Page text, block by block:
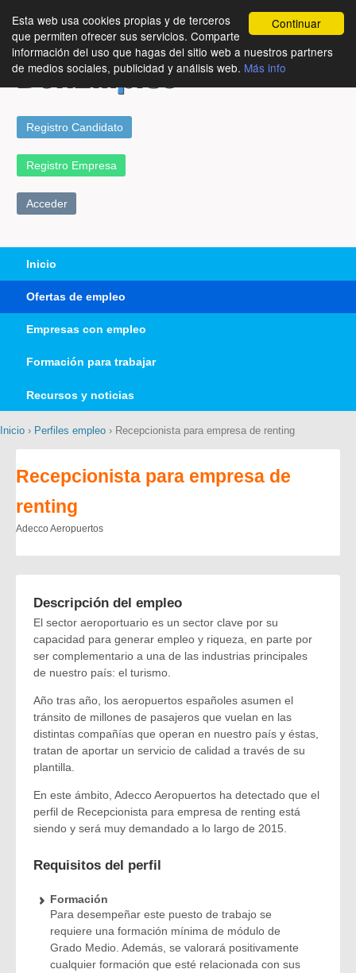
Continuar
Esta web usa cookies propias y de terceros
que permiten ofrecer sus servicios. Comparte
información del uso que hagas del sitio web a nuestros partners
de medios sociales, publicidad y análisis web. Más info
Registro Candidato
Registro Empresa
Acceder
Inicio
Ofertas de empleo
Empresas con empleo
Formación para trabajar
Recursos y noticias
Inicio › Perfiles empleo › Recepcionista para empresa de renting
Recepcionista para empresa de
renting
Adecco Aeropuertos
Descripción del empleo
El sector aeroportuario es un sector clave por su
capacidad para generar empleo y riqueza, en parte por
ser complementario a una de las industrias principales
de nuestro país: el turismo.
Año tras año, los aeropuertos españoles asumen el
tránsito de millones de pasajeros que vuelan en las
distintas compañías que operan en nuestro país y éstas,
tratan de aportar un servicio de calidad a través de su
plantilla.
En este ámbito, Adecco Aeropuertos ha detectado que el
perfil de Recepcionista para empresa de renting está
siendo y será muy demandado a lo largo de 2015.
Requisitos del perfil
Formación
Para desempeñar este puesto de trabajo se
requiere una formación mínima de módulo de
Grado Medio. Además, se valorará positivamente
cualquier formación que esté relacionada con sus